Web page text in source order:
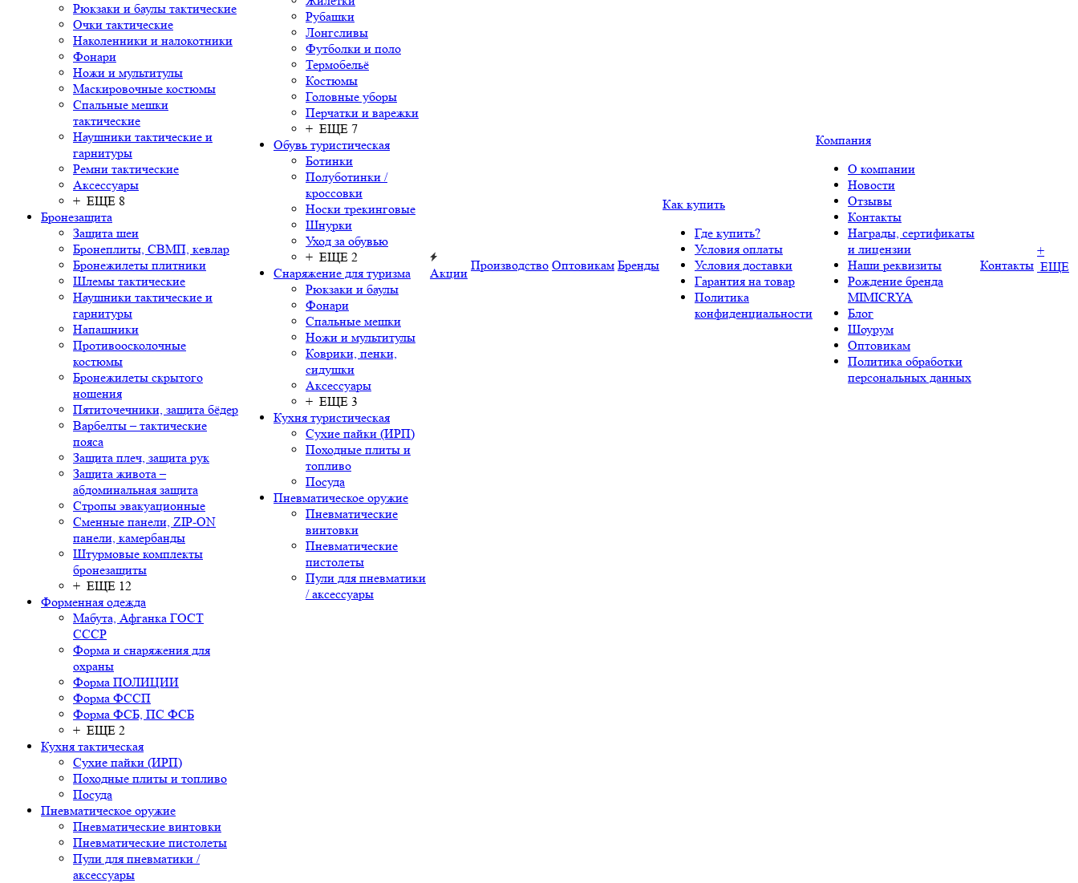
Рюкзаки и баулы тактические
Очки тактические
Наколенники и налокотники
Фонари
Ножи и мультитулы
Маскировочные костюмы
Спальные мешки
тактические
Наушники тактические и
гарнитуры
Ремни тактические
Аксессуары
+ ЕЩЕ 8
Бронезащита
Защита шеи
Бронеплиты, СВМП, кевлар
Бронежилеты плитники
Шлемы тактические
Наушники тактические и
гарнитуры
Напашники
Противоосколочные
костюмы
Бронежилеты скрытого
ношения
Пятиточечники, защита бёдер
Варбелты – тактические
пояса
Защита плеч, защита рук
Защита живота –
абдоминальная защита
Стропы эвакуационные
Сменные панели, ZIP-ON
панели, камербанды
Штурмовые комплекты
бронезащиты
+ ЕЩЕ 12
Форменная одежда
Мабута, Афганка ГОСТ
СССР
Форма и снаряжения для
охраны
Форма ПОЛИЦИИ
Форма ФССП
Форма ФСБ, ПС ФСБ
+ ЕЩЕ 2
Кухня тактическая
Сухие пайки (ИРП)
Походные плиты и топливо
Посуда
Пневматическое оружие
Пневматические винтовки
Пневматические пистолеты
Пули для пневматики /
аксессуары
Рубашки
Лонгсливы
Футболки и поло
Термобельё
Костюмы
Головные уборы
Перчатки и варежки
+ ЕЩЕ 7
Обувь туристическая
Ботинки
Полуботинки /
кроссовки
Носки трекинговые
Шнурки
Уход за обувью
+ ЕЩЕ 2
Снаряжение для туризма
Рюкзаки и баулы
Фонари
Спальные мешки
Ножи и мультитулы
Коврики, пенки,
сидушки
Аксессуары
+ ЕЩЕ 3
Кухня туристическая
Сухие пайки (ИРП)
Походные плиты и
топливо
Посуда
Пневматическое оружие
Пневматические
винтовки
Пневматические
пистолеты
Пули для пневматики
/ аксессуары
Акции
Производство Оптовикам Бренды
Как купить
Где купить?
Условия оплаты
Условия доставки
Гарантия на товар
Политика
конфиденциальности
Компания
О компании
Новости
Отзывы
Контакты
Награды, сертификаты
и лицензии
Наши реквизиты
Рождение бренда
MIMICRYA
Блог
Шоурум
Оптовикам
Политика обработки
персональных данных
Контакты
+
ЕЩЕ